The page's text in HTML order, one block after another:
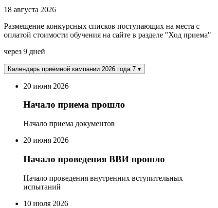
18 августа 2026
Размещение конкурсных списков поступающих на места с
оплатой стоимости обучения на сайте в разделе "Ход приема"
через 9 дней
Календарь приёмной кампании 2026 года 7 ▾
20 июня 2026
Начало приема прошло
Начало приема документов
20 июня 2026
Начало проведения ВВИ прошло
Начало проведения внутренних вступительных
испытаний
10 июля 2026